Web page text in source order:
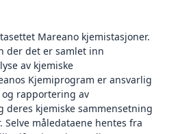
Mareano kjemistasjoner.
der det er samlet inn
av kjemiske
Kjemiprogram er ansvarlig
rapportering av
deres kjemiske sammensetning
måledataene hentes fra